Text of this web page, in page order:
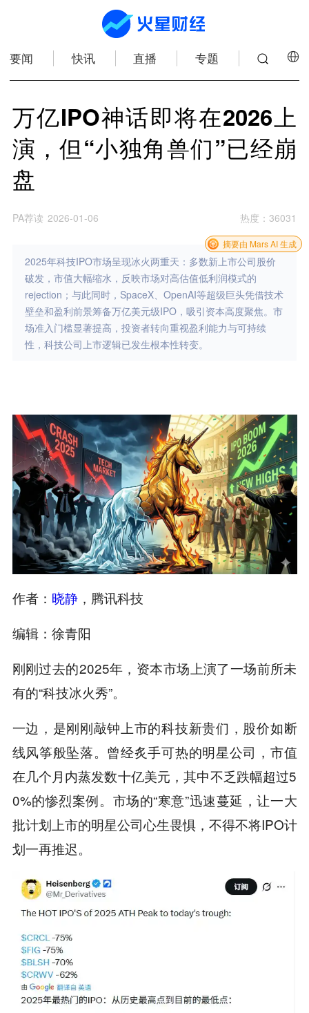
要闻 快讯 直播 专题
万亿IPO神话即将在2026上
演，但“小独角兽们”已经崩
盘
PA荐读 2026-01-06 热度 ：36031
2025年科技IPO市场呈现冰火两重天：多数新上市公司股价
破发，市值大幅缩水，反映市场对高估值低利润模式的
rejection；与此同时，SpaceX、OpenAI等超级巨头凭借技术
壁垒和盈利前景筹备万亿美元级IPO，吸引资本高度聚焦。市
场准入门槛显著提高，投资者转向重视盈利能力与可持续
性，科技公司上市逻辑已发生根本性转变。
摘要由 Mars AI 生成
作者： 晓静，腾讯科技
编辑：徐青阳
刚刚过去的2025年，资本市场上演了一场前所未
有的“科技冰火秀”。
一边，是刚刚敲钟上市的科技新贵们，股价如断
线风筝般坠落。曾经炙手可热的明星公司，市值
在几个月内蒸发数十亿美元，其中不乏跌幅超过5
0%的惨烈案例。市场的“寒意”迅速蔓延，让一大
批计划上市的明星公司心生畏惧，不得不将IPO计
划一再推迟。